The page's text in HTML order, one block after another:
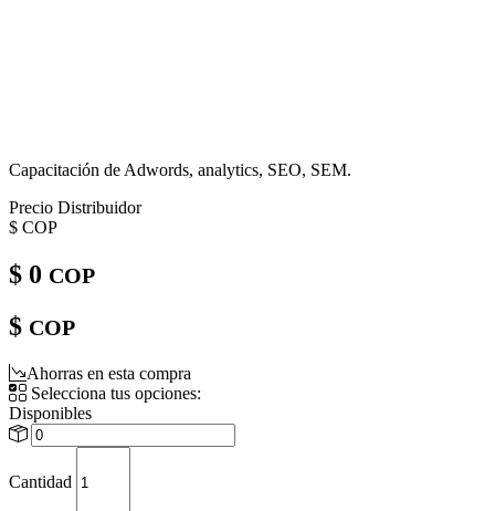
Capacitación de Adwords, analytics, SEO, SEM.
Precio Distribuidor
$ COP
$ 0 COP
$ COP
Ahorras en esta compra
Selecciona tus opciones:
Disponibles
Cantidad